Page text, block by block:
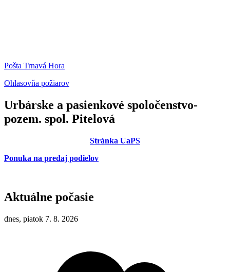
Pošta Trnavá Hora
Ohlasovňa požiarov
Urbárske a pasienkové spoločenstvo-
pozem. spol. Pitelová
Stránka UaPS
Ponuka na predaj podielov
Aktuálne počasie
dnes, piatok 7. 8. 2026